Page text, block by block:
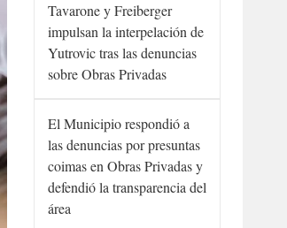
Tavarone y Freiberger
impulsan la interpelación de
Yutrovic tras las denuncias
sobre Obras Privadas
El Municipio respondió a
las denuncias por presuntas
coimas en Obras Privadas y
defendió la transparencia del
área